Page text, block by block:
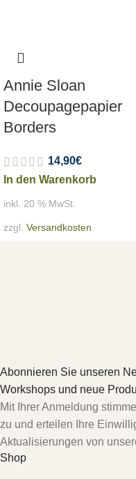
Annie Sloan
Decoupagepapier
Borders
14,90€
In den Warenkorb
inkl. 20 % MwSt.
zzgl. Versandkosten
Abonnieren Sie unseren
Workshops und neue
Mit Ihrer Anmeldung
zu und erteilen Ihre
Aktualisierungen von
Shop